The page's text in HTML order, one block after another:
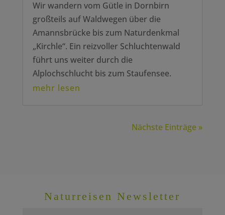
Wir wandern vom Gütle in Dornbirn
großteils auf Waldwegen über die
Amannsbrücke bis zum Naturdenkmal
„Kirchle“. Ein reizvoller Schluchtenwald
führt uns weiter durch die
Alplochschlucht bis zum Staufensee.
mehr lesen
Nächste Einträge »
Naturreisen Newsletter